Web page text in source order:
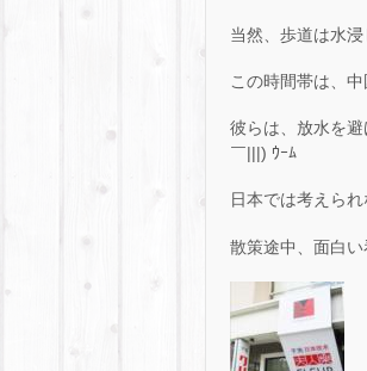
当然、歩道は水
この時間帯は、
彼らは、放水を
￣|||) ｳｰﾑ
日本では考えら
散策途中、面白い